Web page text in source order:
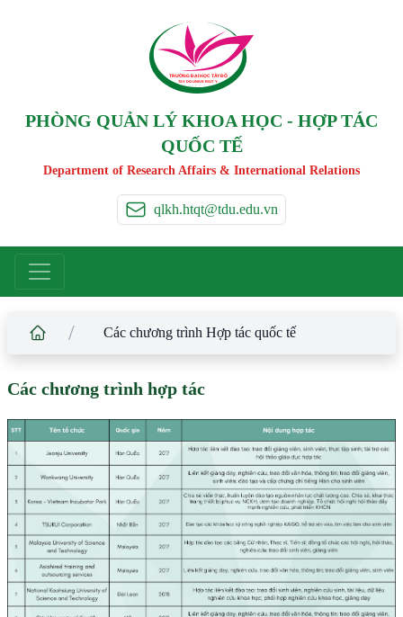
TRƯỜNG ĐẠI HỌC TÂY ĐÔ
TAY DO UNIVERSIT Y
PHÒNG QUẢN LÝ KHOA HỌC - HỢP TÁC
QUỐC TẾ
Department of Research Affairs & International Relations
qlkh.htqt@tdu.edu.vn
/ Các chương trình Hợp tác quốc tế
Các chương trình hợp tác